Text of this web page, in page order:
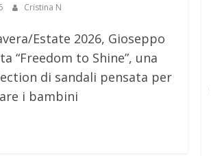
Cristina N
Estate 2026, Gioseppo
“Freedom to Shine”, una
di sandali pensata per
i bambini